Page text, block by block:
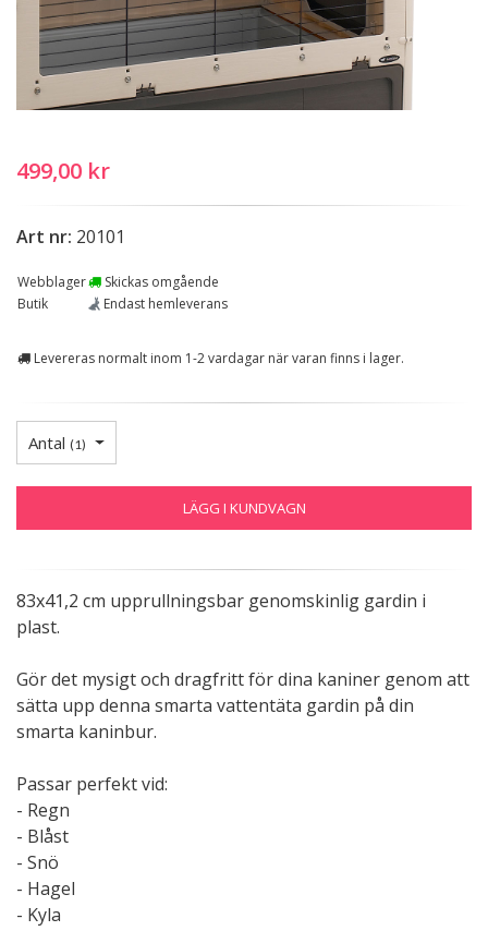
499,00 kr
Art nr: 20101
Webblager
Skickas omgående
Butik
Endast hemleverans
Levereras normalt inom 1-2 vardagar när varan finns i lager.
Antal (1)
LÄGG I KUNDVAGN
83x41,2 cm upprullningsbar genomskinlig gardin i
plast.
Gör det mysigt och dragfritt för dina kaniner genom att
sätta upp denna smarta vattentäta gardin på din
smarta kaninbur.
Passar perfekt vid:
- Regn
- Blåst
- Snö
- Hagel
- Kyla